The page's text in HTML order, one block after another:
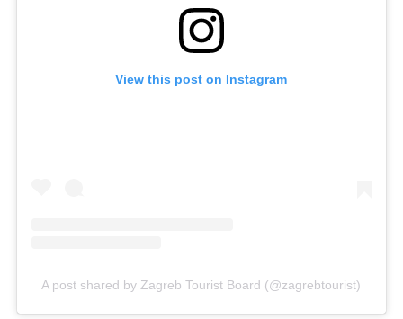
View this post on Instagram
A post shared by Zagreb Tourist Board (@zagrebtourist)